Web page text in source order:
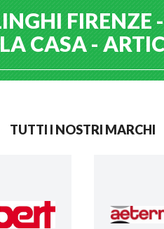
FIRENZE
CASA -
TUTTI I NOSTRI MARCHI